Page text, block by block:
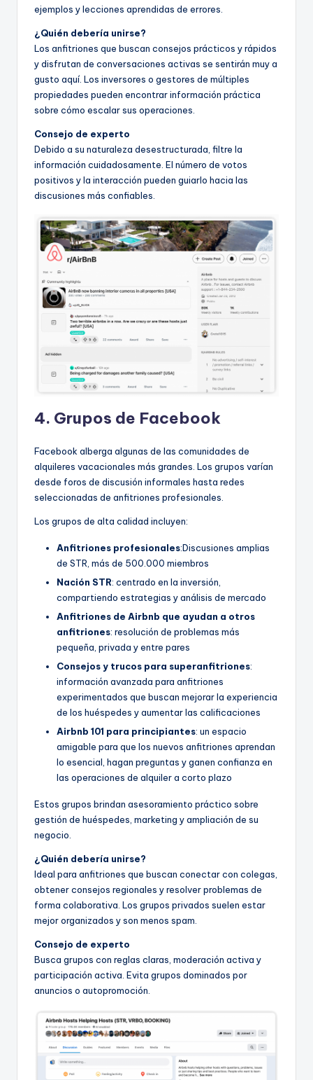
ejemplos y lecciones aprendidas de errores.
¿Quién debería unirse?
Los anfitriones que buscan consejos prácticos y rápidos
y disfrutan de conversaciones activas se sentirán muy a
gusto aquí. Los inversores o gestores de múltiples
propiedades pueden encontrar información práctica
sobre cómo escalar sus operaciones.
Consejo de experto
Debido a su naturaleza desestructurada, filtre la
información cuidadosamente. El número de votos
positivos y la interacción pueden guiarlo hacia las
discusiones más confiables.
4. Grupos de Facebook
Facebook alberga algunas de las comunidades de
alquileres vacacionales más grandes. Los grupos varían
desde foros de discusión informales hasta redes
seleccionadas de anfitriones profesionales.
Los grupos de alta calidad incluyen:
Anfitriones profesionales:Discusiones amplias
de STR, más de 500.000 miembros
Nación STR: centrado en la inversión,
compartiendo estrategias y análisis de mercado
Anfitriones de Airbnb que ayudan a otros
anfitriones: resolución de problemas más
pequeña, privada y entre pares
Consejos y trucos para superanfitriones:
información avanzada para anfitriones
experimentados que buscan mejorar la experiencia
de los huéspedes y aumentar las calificaciones
Airbnb 101 para principiantes: un espacio
amigable para que los nuevos anfitriones aprendan
lo esencial, hagan preguntas y ganen confianza en
las operaciones de alquiler a corto plazo
Estos grupos brindan asesoramiento práctico sobre
gestión de huéspedes, marketing y ampliación de su
negocio.
¿Quién debería unirse?
Ideal para anfitriones que buscan conectar con colegas,
obtener consejos regionales y resolver problemas de
forma colaborativa. Los grupos privados suelen estar
mejor organizados y son menos spam.
Consejo de experto
Busca grupos con reglas claras, moderación activa y
participación activa. Evita grupos dominados por
anuncios o autopromoción.